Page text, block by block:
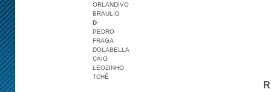
ORLANDIVO
BRAULIO
D
PEDRO
FRAGA
DOLABELLA
CAIO
LEOZINHO
TCHÊ